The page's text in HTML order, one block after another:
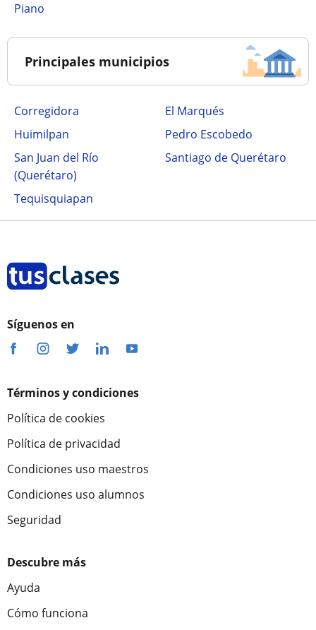
Piano
Principales municipios
Corregidora
El Marqués
Huimilpan
Pedro Escobedo
San Juan del Río
(Querétaro)
Santiago de Querétaro
Tequisquiapan
Síguenos en
Términos y condiciones
Política de cookies
Política de privacidad
Condiciones uso maestros
Condiciones uso alumnos
Seguridad
Descubre más
Ayuda
Cómo funciona